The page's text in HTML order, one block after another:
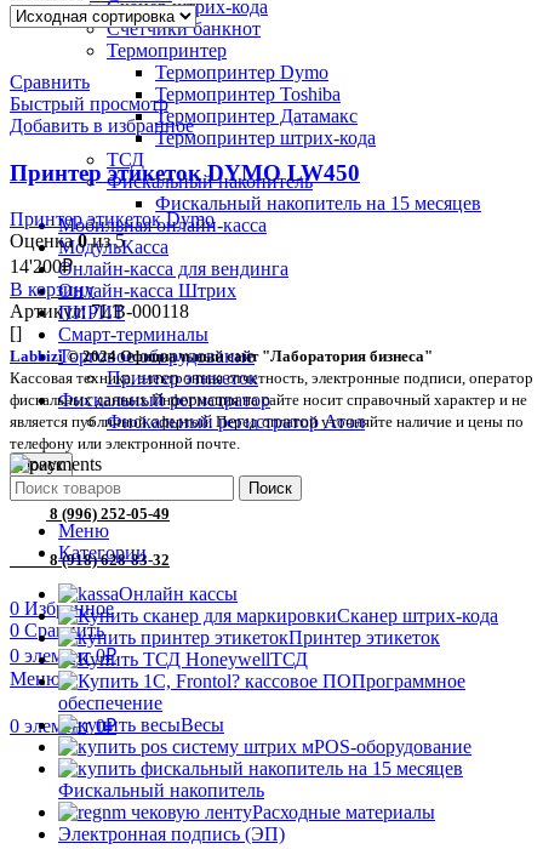
Сканер штрих-кода
Счетчики банкнот
Термопринтер
Термопринтер Dymo
Термопринтер Toshiba
Термопринтер Датамакс
Термопринтер штрих-кода
ТСД
Фискальный накопитель
Фискальный накопитель на 15 месяцев
Мобильная онлайн-касса
МодульКасса
Онлайн-касса для вендинга
Онлайн-касса Штрих
ПИРИТ
Смарт-терминалы
Торговое оборудование
Принтер этикеток
Фискальный регистратор
Фискальный регистратор Атол
Поиск
8 (996) 252-05-49
8 (918) 628-83-32
0 Избранное
0 Сравнить
0 элемент 0₽
Меню
0 элемент 0₽
Сравнить
Быстрый просмотр
Добавить в избранное
Принтер этикеток DYMO LW450
Принтер этикеток Dymo
Оценка0из 5
14'200₽
В корзину
Артикул:7LB-000118
[]
Labbizi © 2024 Официальный сайт "Лаборатория бизнеса"
Кассовая техника, электронная отчетность, электронные подписи, оператор
фискальных данных Информация на сайте носит справочный характер и не
является публичной офертой. Перед оплатой уточняйте наличие и цены по
телефону или электронной почте.
Поиск
Меню
Категории
Онлайн кассы
Сканер штрих-кода
Принтер этикеток
ТСД
Программное
обеспечение
Весы
POS-оборудование
Фискальный накопитель
Расходные материалы
Электронная подпись (ЭП)